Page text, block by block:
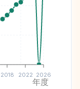
2018 2022 2026
年度